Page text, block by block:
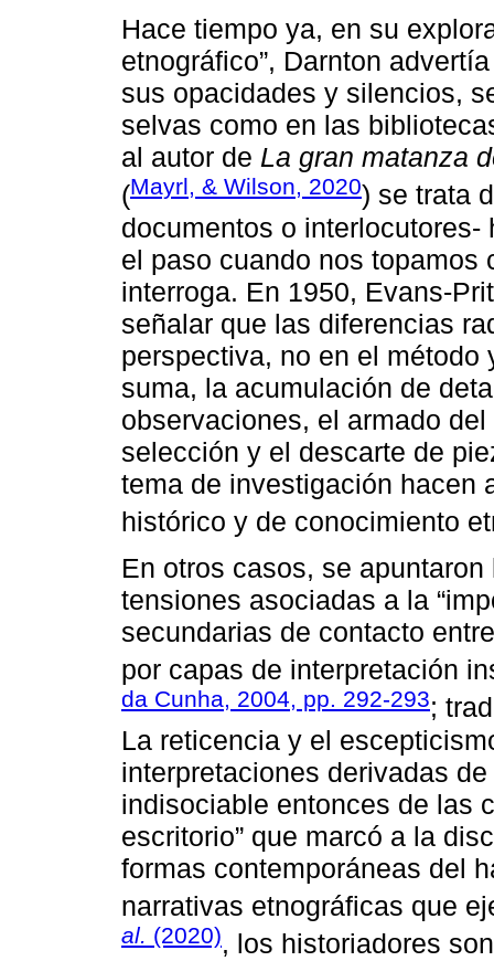
Hace tiempo ya, en su
etnográfico”, Darnton
sus opacidades y silencios,
selvas como en las
al autor de La gran matanza
(Mayrl, & Wilson, 2020) se trata
documentos o
el paso cuando nos topamos
interroga. En 1950, Evans-
señalar que las diferencias
perspectiva, no en el método
suma, la acumulación de
observaciones, el armado
selección y el descarte de
tema de investigación hacen
histórico y de conocimiento
En otros casos, se
tensiones asociadas a la
secundarias de contacto
por capas de interpretación
da Cunha, 2004, pp. 292-293;
La reticencia y el
interpretaciones derivadas
indisociable entonces de las
escritorio” que marcó a la
formas contemporáneas del
narrativas etnográficas que
al. (2020), los historiadores